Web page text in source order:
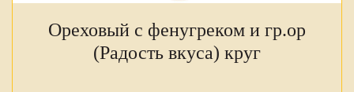
Ореховый с фенугреком и гр.ор
(Радость вкуса) круг